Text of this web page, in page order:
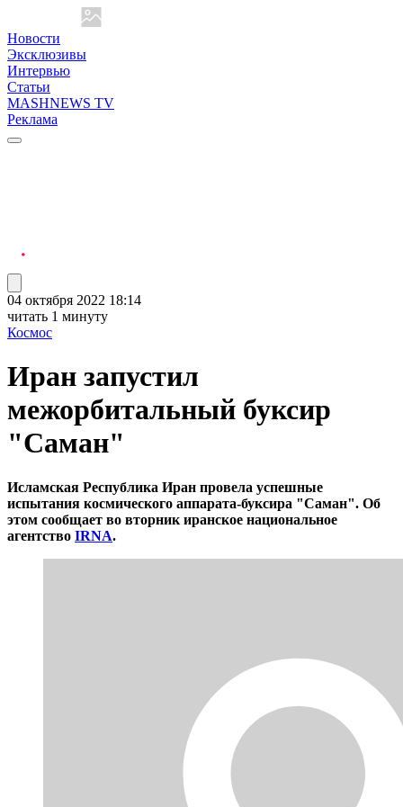
Новости
Эксклюзивы
Интервью
Статьи
MASHNEWS TV
Реклама
04 октября 2022 18:14
читать 1 минуту
Космос
Иран запустил
межорбитальный буксир
"Саман"
Исламская Республика Иран провела успешные
испытания космического аппарата-буксира "Саман". Об
этом сообщает во вторник иранское национальное
агентство IRNA.